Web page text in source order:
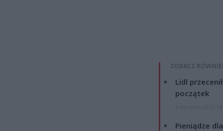
ZOBACZ
Lidl
początek
Pieniądze